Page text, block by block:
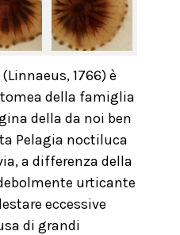
1766) è
della famiglia
della da noi ben
Pelagia noctiluca
a differenza della
urticante
eccessive
di grandi